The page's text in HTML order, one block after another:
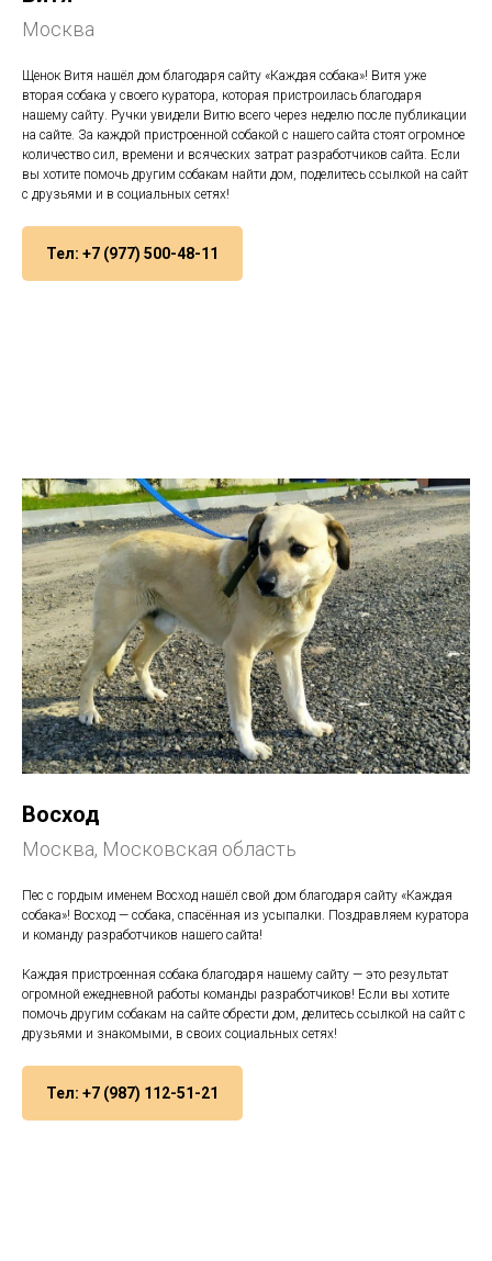
Москва
Щенок Витя нашёл дом благодаря сайту «Каждая собака»! Витя уже
вторая собака у своего куратора, которая пристроилась благодаря
нашему сайту. Ручки увидели Витю всего через неделю после публикации
на сайте. За каждой пристроенной собакой с нашего сайта стоят огромное
количество сил, времени и всяческих затрат разработчиков сайта. Если
вы хотите помочь другим собакам найти дом, поделитесь ссылкой на сайт
с друзьями и в социальных сетях!
Тел: +7 (977) 500-48-11
Восход
Москва, Московская область
Пес с гордым именем Восход нашёл свой дом благодаря сайту «Каждая
собака»! Восход — собака, спасённая из усыпалки. Поздравляем куратора
и команду разработчиков нашего сайта!
Каждая пристроенная собака благодаря нашему сайту — это результат
огромной ежедневной работы команды разработчиков! Если вы хотите
помочь другим собакам на сайте обрести дом, делитесь ссылкой на сайт с
друзьями и знакомыми, в своих социальных сетях!
Тел: +7 (987) 112-51-21